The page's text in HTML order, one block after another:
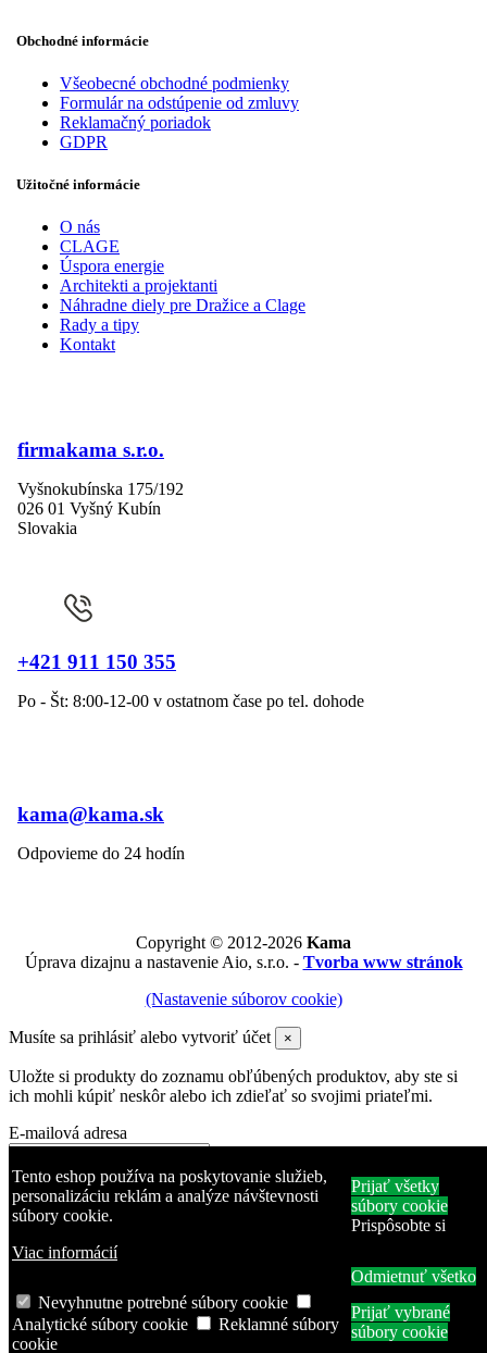
Tento eshop používa na poskytovanie služieb,
personalizáciu reklám a analýze návštevnosti
súbory cookie.
Viac informácií
Prijať všetky
súbory cookie
Prispôsobte si
Odmietnuť všetko
Nevyhnutne potrebné súbory cookie
Analytické súbory cookie
Reklamné súbory
cookie
Prijať vybrané
súbory cookie
Obchodné informácie
Všeobecné obchodné podmienky
Formulár na odstúpenie od zmluvy
Reklamačný poriadok
GDPR
Užitočné informácie
O nás
CLAGE
Úspora energie
Architekti a projektanti
Náhradne diely pre Dražice a Clage
Rady a tipy
Kontakt
firmakama s.r.o.
Vyšnokubínska 175/192
026 01 Vyšný Kubín
Slovakia
+421 911 150 355
Po - Št: 8:00-12-00 v ostatnom čase po tel. dohode
kama@kama.sk
Odpovieme do 24 hodín
Copyright © 2012-2026 Kama
Úprava dizajnu a nastavenie Aio, s.r.o. - Tvorba www stránok
(Nastavenie súborov cookie)
Musíte sa prihlásiť alebo vytvoriť účet ×
Uložte si produkty do zoznamu obľúbených produktov, aby ste si
ich mohli kúpiť neskôr alebo ich zdieľať so svojimi priateľmi.
E-mailová adresa
Heslo
Zabudli ste heslo?
Produkt bol pridaný do zoznamu obľúbených produktov
Produkt pridaný na porovnanie.